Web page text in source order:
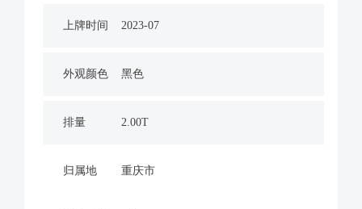
上牌时间 2023-07
外观颜色 黑色
排量 2.00T
归属地 重庆市